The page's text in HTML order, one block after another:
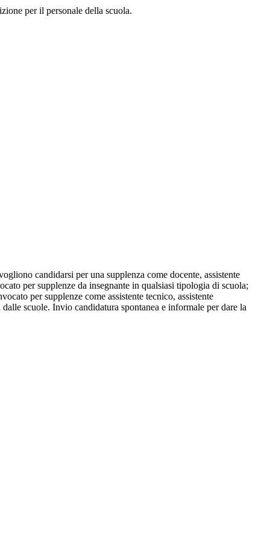
per il personale della scuola.
candidarsi per una supplenza come docente, assistente
per supplenze da insegnante in qualsiasi tipologia di scuola;
per supplenze come assistente tecnico, assistente
scuole. Invio candidatura spontanea e informale per dare la